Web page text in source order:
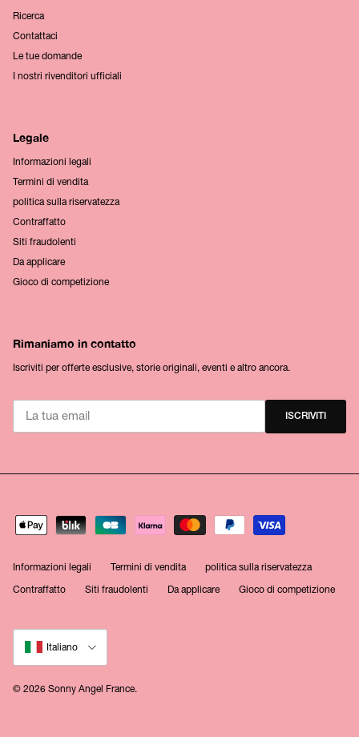
Ricerca
Contattaci
Le tue domande
I nostri rivenditori ufficiali
Legale
Informazioni legali
Termini di vendita
politica sulla riservatezza
Contraffatto
Siti fraudolenti
Da applicare
Gioco di competizione
Rimaniamo in contatto
Iscriviti per offerte esclusive, storie originali, eventi e altro ancora.
ISCRIVITI
Informazioni legali Termini di vendita
politica sulla riservatezza
Contraffatto
Siti fraudolenti Da applicare Gioco di competizione
Italiano
© 2026 Sonny Angel France.